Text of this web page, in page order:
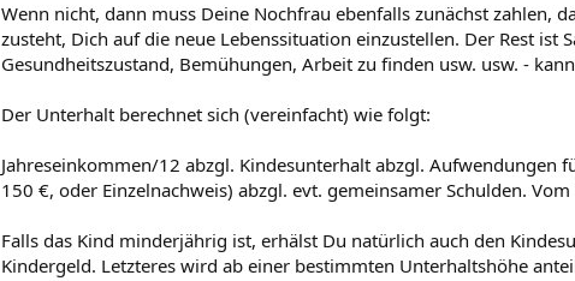
Wenn nicht, dann muss Deine Nochfrau ebenfalls zunächst zahlen,
zusteht, Dich auf die neue Lebenssituation einzustellen. Der Rest ist
Gesundheitszustand, Bemühungen, Arbeit zu finden usw. usw. -
Der Unterhalt berechnet sich (vereinfacht) wie folgt:
Jahreseinkommen/12 abzgl. Kindesunterhalt abzgl. Aufwendungen
150 €, oder Einzelnachweis) abzgl. evt. gemeinsamer Schulden.
Falls das Kind minderjährig ist, erhälst Du natürlich auch den
Kindergeld. Letzteres wird ab einer bestimmten Unterhaltshöhe